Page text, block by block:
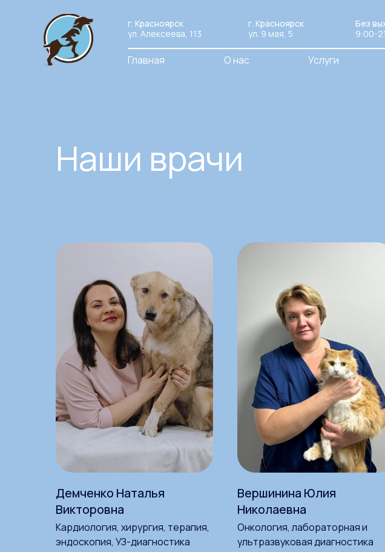
г. Красноярск
ул. Алексеева, 113
г. Красноярск
ул. 9 мая, 5
Без
Главная
9:00-
О нас Услуги
Наши врачи
Демченко Наталья
Викторовна
Кардиология, хирургия, терапия,
эндоскопия, УЗ-диагностика
Вершинина Юлия
Николаевна
Онкология, лабораторная и
ультразвуковая диагностика